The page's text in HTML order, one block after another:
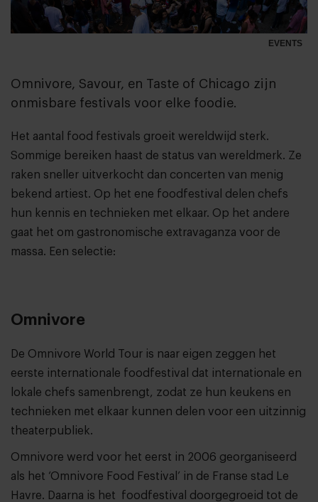
EVENTS
Omnivore, Savour, en Taste of Chicago zijn
onmisbare festivals voor elke foodie.
Het aantal food festivals groeit wereldwijd sterk.
Sommige bereiken haast de status van wereldmerk. Ze
raken sneller uitverkocht dan concerten van menig
bekend artiest. Op het ene foodfestival delen chefs
hun kennis en technieken met elkaar. Op het andere
gaat het om gastronomische extravaganza voor de
massa. Een selectie:
Omnivore
De Omnivore World Tour is naar eigen zeggen het
eerste internationale foodfestival dat internationale en
lokale chefs samenbrengt, zodat ze hun keukens en
technieken met elkaar kunnen delen voor een uitzinnig
theaterpubliek.
Omnivore werd voor het eerst in 2006 georganiseerd
als het ‘Omnivore Food Festival’ in de Franse stad Le
Havre. Daarna is het foodfestival doorgegroeid tot de